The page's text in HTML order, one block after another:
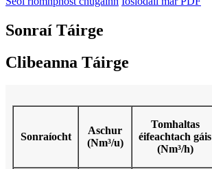
Sonraí Táirge
Clibeanna Táirge
Sonraíocht
Aschur
(Nm³/u)
Tomhaltas
éifeachtach gáis
(Nm³/h)